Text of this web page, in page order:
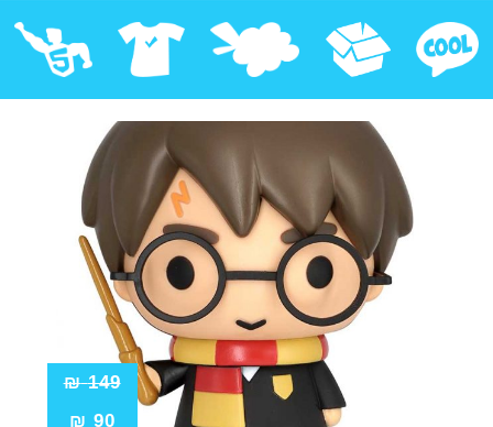
אספנות
Pop! מבצע
149
₪
90
₪